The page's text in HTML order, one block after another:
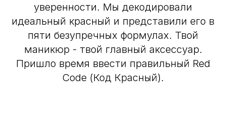
уверенности. Мы декодировали
идеальный красный и представили его в
пяти безупречных формулах. Твой
маникюр - твой главный аксессуар.
Пришло время ввести правильный Red
Code (Код Красный).